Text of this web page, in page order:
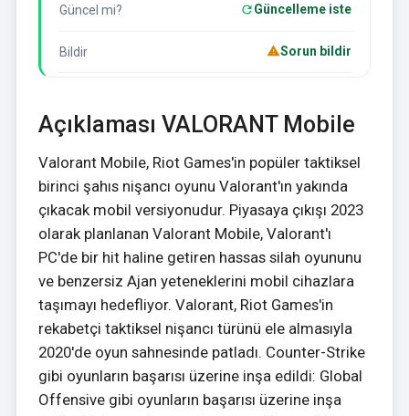
Güncel mi? Güncelleme iste
Bildir Sorun bildir
Açıklaması VALORANT Mobile
Valorant Mobile, Riot Games'in popüler taktiksel
birinci şahıs nişancı oyunu Valorant'ın yakında
çıkacak mobil versiyonudur. Piyasaya çıkışı 2023
olarak planlanan Valorant Mobile, Valorant'ı
PC'de bir hit haline getiren hassas silah oyununu
ve benzersiz Ajan yeteneklerini mobil cihazlara
taşımayı hedefliyor. Valorant, Riot Games'in
rekabetçi taktiksel nişancı türünü ele almasıyla
2020'de oyun sahnesinde patladı. Counter-Strike
gibi oyunların başarısı üzerine inşa edildi: Global
Offensive gibi oyunların başarısı üzerine inşa